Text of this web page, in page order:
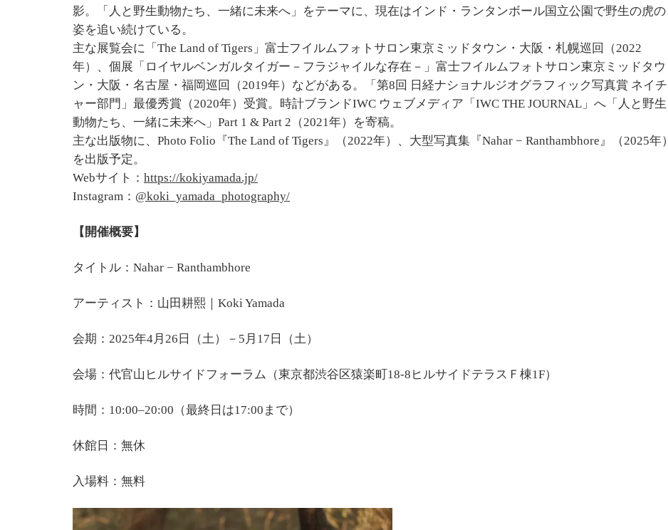
影。「人と野生動物たち、一緒に未来へ」をテーマに、現在はインド・ランタンボール国立公園で野生の虎の
姿を追い続けている。
主な展覧会に「The Land of Tigers」富士フイルムフォトサロン東京ミッドタウン・大阪・札幌巡回（2022
年）、個展「ロイヤルベンガルタイガー－フラジャイルな存在－」富士フイルムフォトサロン東京ミッドタウ
ン・大阪・名古屋・福岡巡回（2019年）などがある。「第8回 日経ナショナルジオグラフィック写真賞 ネイチ
ャー部門」最優秀賞（2020年）受賞。時計ブランドIWC ウェブメディア「IWC THE JOURNAL」へ「人と野生
動物たち、一緒に未来へ」Part 1 & Part 2（2021年）を寄稿。
主な出版物に、Photo Folio『The Land of Tigers』（2022年）、大型写真集『Nahar − Ranthambhore』（2025年）
を出版予定。
Webサイト： https://kokiyamada.jp/
Instagram： @koki_yamada_photography/
【開催概要】
タイトル：Nahar − Ranthambhore
アーティスト：山田耕熙｜Koki Yamada
会期：2025年4月26日（土）－5月17日（土）
会場：代官山ヒルサイドフォーラム（東京都渋谷区猿楽町18-8ヒルサイドテラスＦ棟1F）
時間：10:00‒20:00（最終日は17:00まで）
休館日：無休
入場料：無料